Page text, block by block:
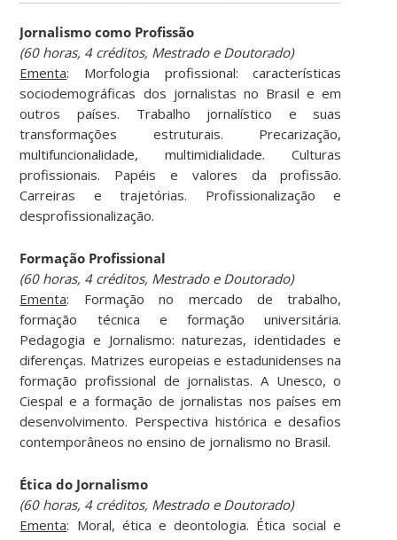
Jornalismo como Profissão
(60 horas, 4 créditos, Mestrado e Doutorado)
Ementa: Morfologia profissional: características
sociodemográficas dos jornalistas no Brasil e em
outros países. Trabalho jornalístico e suas
transformações estruturais. Precarização,
multifuncionalidade, multimidialidade. Culturas
profissionais. Papéis e valores da profissão.
Carreiras e trajetórias. Profissionalização e
desprofissionalização.
Formação Profissional
(60 horas, 4 créditos, Mestrado e Doutorado)
Ementa: Formação no mercado de trabalho,
formação técnica e formação universitária.
Pedagogia e Jornalismo: naturezas, identidades e
diferenças. Matrizes europeias e estadunidenses na
formação profissional de jornalistas. A Unesco, o
Ciespal e a formação de jornalistas nos países em
desenvolvimento. Perspectiva histórica e desafios
contemporâneos no ensino de jornalismo no Brasil.
Ética do Jornalismo
(60 horas, 4 créditos, Mestrado e Doutorado)
Ementa: Moral, ética e deontologia. Ética social e